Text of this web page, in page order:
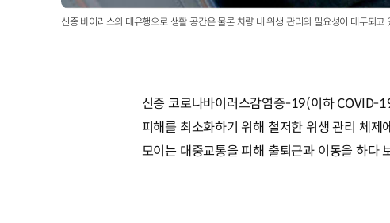
신종 바이러스의 대유행으로 생활 공간은 물론 차량 내 위생 관리의 필요성이 대두되고
신종 코로나바이러스감염증-19(이하 COVID-
피해를 최소화하기 위해 철저한 위생 관리 체
모이는 대중교통을 피해 출퇴근과 이동을 하다